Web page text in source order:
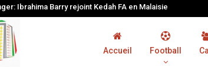
Ibrahima Barry rejoint Kedah FA en Malaisie
Accueil Football